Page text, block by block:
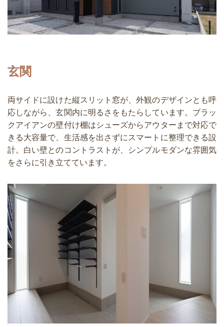
玄関
両サイドに設けた縦スリット窓が、外観のデザインとも呼
応しながら、玄関内に明るさをもたらしています。ブラッ
クアイアンの壁付け棚はシューズからアウターまで対応で
きる大容量で、生活感を出さずにスマートに整理できる設
計。白い壁とのコントラストが、シンプルモダンな雰囲気
をさらに引き立てています。